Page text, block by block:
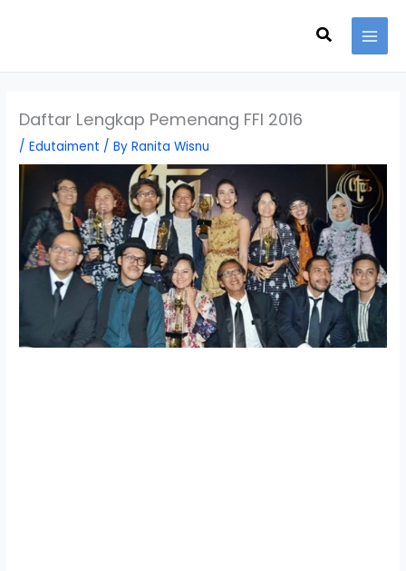
Search
Daftar Lengkap Pemenang FFI 2016
/Edutaiment / ByRanita Wisnu